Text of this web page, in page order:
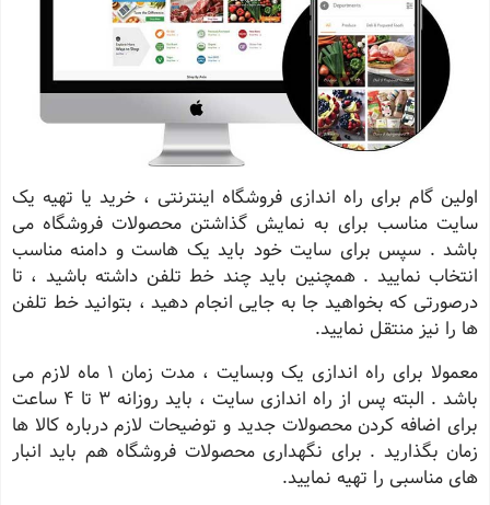
اولین گام برای راه اندازی فروشگاه اینترنتی ، خرید یا تهیه یک
سایت مناسب برای به نمایش گذاشتن محصولات فروشگاه می
باشد . سپس برای سایت خود باید یک هاست و دامنه مناسب
انتخاب نمایید . همچنین باید چند خط تلفن داشته باشید ، تا
درصورتی که بخواهید جا به جایی انجام دهید ، بتوانید خط تلفن
ها را نیز منتقل نمایید.
معمولا برای راه اندازی یک وبسایت ، مدت زمان 1 ماه لازم می
باشد . البته پس از راه اندازی سایت ، باید روزانه 3 تا 4 ساعت
برای اضافه کردن محصولات جدید و توضیحات لازم درباره کالا ها
زمان بگذارید . برای نگهداری محصولات فروشگاه هم باید انبار
های مناسبی را تهیه نمایید.